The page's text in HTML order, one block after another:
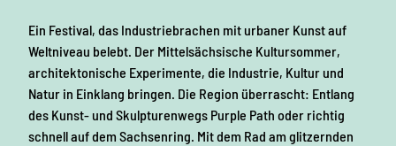
Ein Festival, das Industriebrachen mit urbaner Kunst auf
Weltniveau belebt. Der Mittelsächsische Kultursommer,
architektonische Experimente, die Industrie, Kultur und
Natur in Einklang bringen. Die Region überrascht: Entlang
des Kunst- und Skulpturenwegs Purple Path oder richtig
schnell auf dem Sachsenring. Mit dem Rad am glitzernden